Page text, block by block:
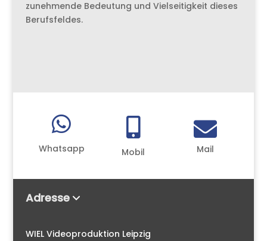
zunehmende Bedeutung und Vielseitigkeit dieses
Berufsfeldes.

Whatsapp

Mobil

Mail
Adresse
WIEL Videoproduktion Leipzig